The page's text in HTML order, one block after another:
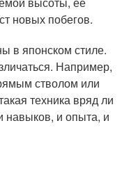
новых побегов.
в японском стиле.
Например,
стволом или
техника вряд ли
навыков, и опыта, и